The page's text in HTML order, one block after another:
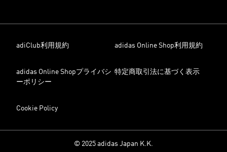
adiClub利用規約 adidas Online Shop利用規約
adidas Online Shopプライバシ
ーポリシー
特定商取引法に基づく表示
Cookie Policy
© 2025 adidas Japan K.K.